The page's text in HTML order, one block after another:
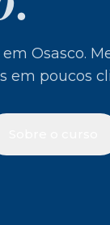
em Osasco.
em poucos